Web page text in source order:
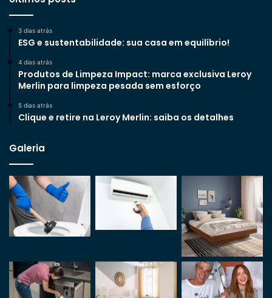
3 dias atrás
ESG e sustentabilidade: sua casa em equilíbrio!
4 dias atrás
Produtos de Limpeza Impact: marca exclusiva Leroy
Merlin para limpeza pesada sem esforço
5 dias atrás
Clique e retire na Leroy Merlin: saiba os detalhes
Galeria